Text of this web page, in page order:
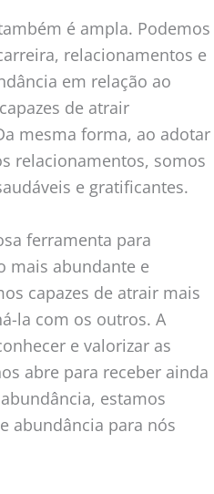
é ampla. Podemos
relacionamentos e
em relação ao
de atrair
mesma forma, ao adotar
relacionamentos, somos
e gratificantes.
ferramenta para
mais abundante e
capazes de atrair mais
la com os outros. A
e valorizar as
abre para receber ainda
estamos
abundância para nós